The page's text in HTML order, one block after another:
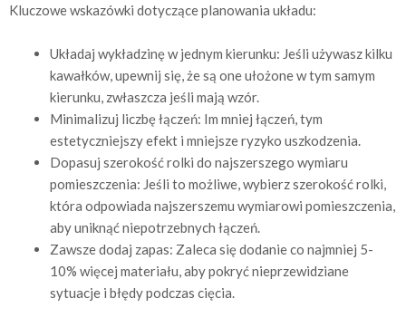
Kluczowe wskazówki dotyczące planowania układu:
Układaj wykładzinę w jednym kierunku: Jeśli używasz kilku
kawałków, upewnij się, że są one ułożone w tym samym
kierunku, zwłaszcza jeśli mają wzór.
Minimalizuj liczbę łączeń: Im mniej łączeń, tym
estetyczniejszy efekt i mniejsze ryzyko uszkodzenia.
Dopasuj szerokość rolki do najszerszego wymiaru
pomieszczenia: Jeśli to możliwe, wybierz szerokość rolki,
która odpowiada najszerszemu wymiarowi pomieszczenia,
aby uniknąć niepotrzebnych łączeń.
Zawsze dodaj zapas: Zaleca się dodanie co najmniej 5-
10% więcej materiału, aby pokryć nieprzewidziane
sytuacje i błędy podczas cięcia.